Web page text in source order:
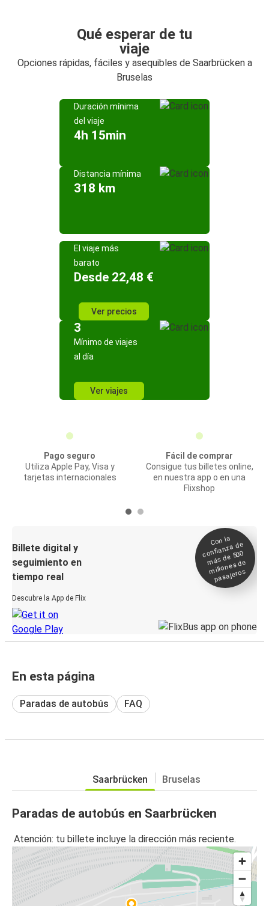
Qué esperar de tu
viaje
Opciones rápidas, fáciles y asequibles de Saarbrücken a
Bruselas
Duración mínima
del viaje
4h 15min
Distancia mínima
318 km
El viaje más
barato
Desde 22,48 €
Ver precios
3
Mínimo de viajes
al día
Ver viajes
Pago seguro
Utiliza Apple Pay, Visa y
tarjetas internacionales
Fácil de comprar
Consigue tus billetes online,
en nuestra app o en una
Flixshop
Billete digital y
seguimiento en
tiempo real
Descubre la App de Flix
Con la
confianza de
más de 500
millones de
pasajeros
En esta página
Paradas de autobús FAQ
Saarbrücken Bruselas
Paradas de autobús en Saarbrücken
Atención: tu billete incluye la dirección más reciente.